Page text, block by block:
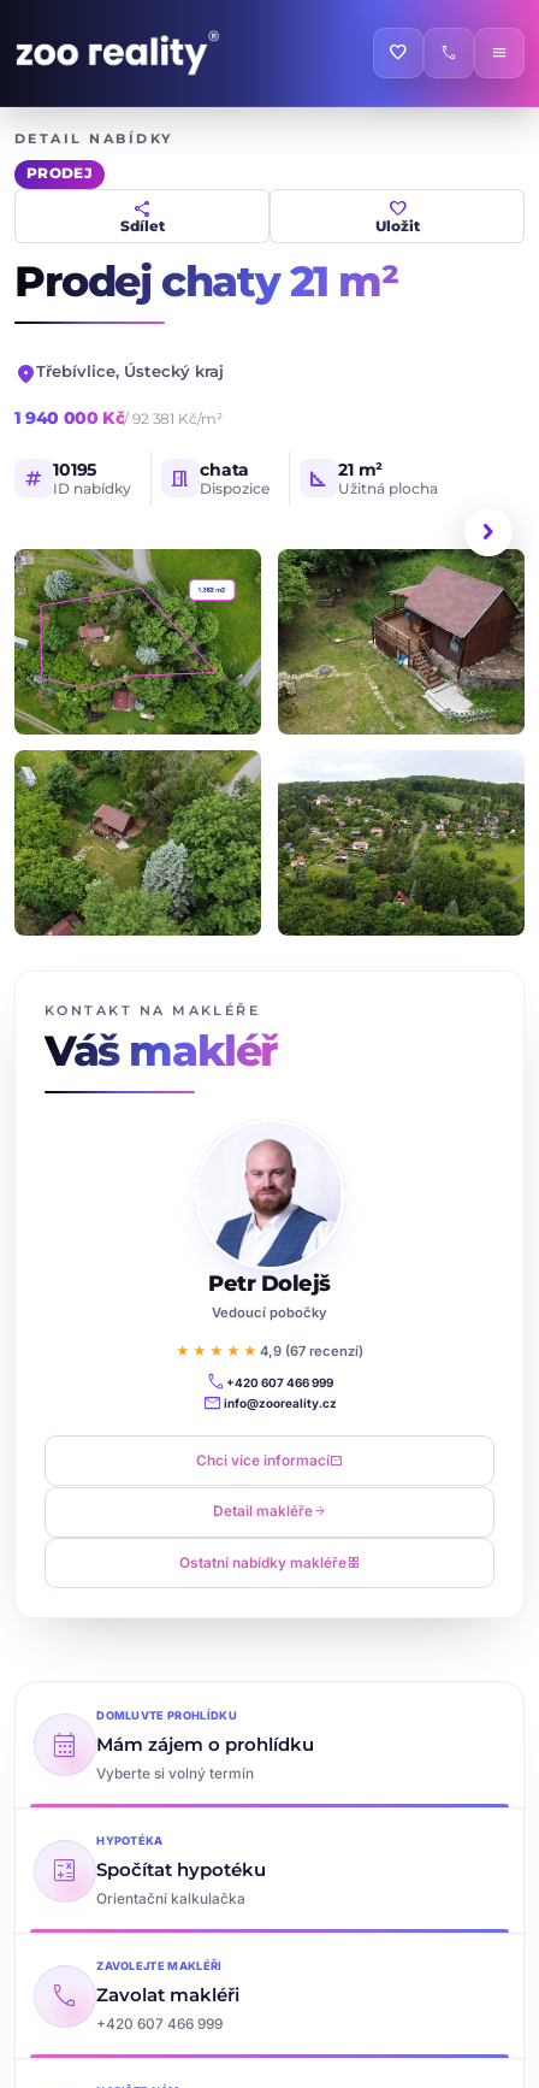
favorite call menu
DETAIL NABÍDKY
PRODEJ
share
Sdílet
favorite
Uložit
Prodej chaty21 m²
location_onTřebívlice, Ústecký kraj
1 940 000 Kč/ 92 381 Kč/m²
tag 10195
ID nabídky meeting_room chata
Dispozice square_foot 21 m²
Užitná plocha
HLAVNÍ FOTOGRAFIE
chevron_right
KONTAKT NA MAKLÉŘE
Váš makléř
Petr Dolejš
Vedoucí pobočky
★★★★★ 4,9 (67 recenzí)
call +420 607 466 999
mail info@zooreality.cz
Chci více informacímail
Detail makléřearrow_forward
Ostatní nabídky makléřegrid_view
calendar_month
DOMLUVTE PROHLÍDKU
Mám zájem o prohlídku
Vyberte si volný termín
calculate
HYPOTÉKA
Spočítat hypotéku
Orientační kalkulačka
call
ZAVOLEJTE MAKLÉŘI
Zavolat makléři
+420 607 466 999